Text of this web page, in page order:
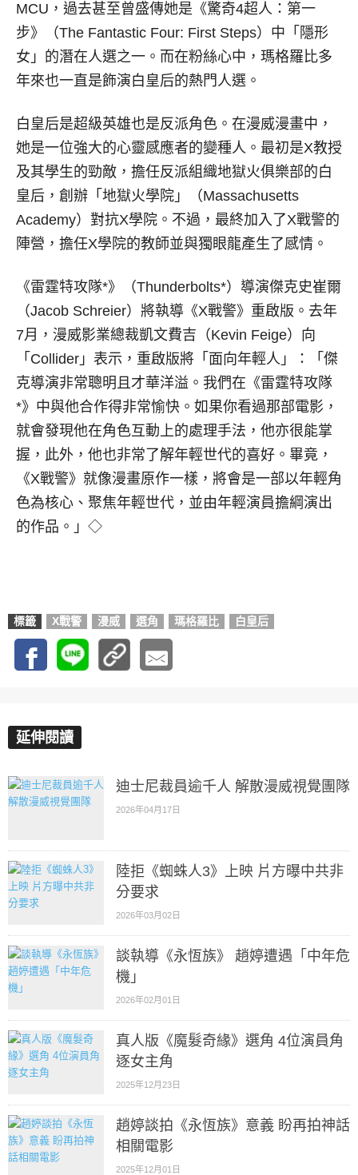
MCU，過去甚至曾盛傳她是《驚奇4超人：第一
步》（The Fantastic Four: First Steps）中「隱形
女」的潛在人選之一。而在粉絲心中，瑪格羅比多
年來也一直是飾演白皇后的熱門人選。
白皇后是超級英雄也是反派角色。在漫威漫畫中，
她是一位強大的心靈感應者的變種人。最初是X教授
及其學生的勁敵，擔任反派組織地獄火俱樂部的白
皇后，創辦「地獄火學院」（Massachusetts
Academy）對抗X學院。不過，最終加入了X戰警的
陣營，擔任X學院的教師並與獨眼龍產生了感情。
《雷霆特攻隊*》（Thunderbolts*）導演傑克史崔爾
（Jacob Schreier）將執導《X戰警》重啟版。去年
7月，漫威影業總裁凱文費吉（Kevin Feige）向
「Collider」表示，重啟版將「面向年輕人」：「傑
克導演非常聰明且才華洋溢。我們在《雷霆特攻隊
*》中與他合作得非常愉快。如果你看過那部電影，
就會發現他在角色互動上的處理手法，他亦很能掌
握，此外，他也非常了解年輕世代的喜好。畢竟，
《X戰警》就像漫畫原作一樣，將會是一部以年輕角
色為核心、聚焦年輕世代，並由年輕演員擔綱演出
的作品。」◇
標籤 X戰警 漫威 選角 瑪格羅比 白皇后
延伸閱讀
迪士尼裁員逾千人 解散漫威視覺團隊
2026年04月17日
陸拒《蜘蛛人3》上映 片方曝中共非
分要求
2026年03月02日
談執導《永恆族》 趙婷遭遇「中年危
機」
2026年02月01日
真人版《魔髮奇緣》選角 4位演員角
逐女主角
2025年12月23日
趙婷談拍《永恆族》意義 盼再拍神話
相關電影
2025年12月01日